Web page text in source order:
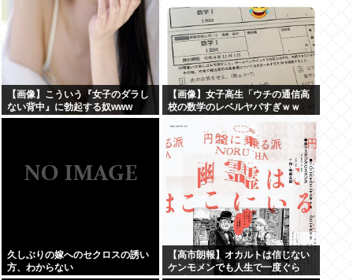
【画像】こういう『女子のダラし
ない背中』に勃起する奴www
【画像】女子高生「ウチの通信高
校の数学のレベルヤバすぎｗｗ
久しぶりの嫁へのセクロスの誘い
方、わからない
【高市朗報】オカルトは信じない
ケンモメンでも人生で一度ぐら